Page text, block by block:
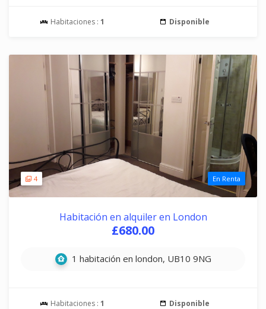
Habitaciones : 1 Disponible
4 En Renta
Habitación en alquiler en London
£680.00
1 habitación en london, UB10 9NG
Habitaciones : 1 Disponible